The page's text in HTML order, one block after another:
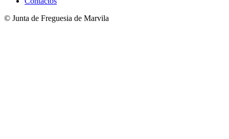
© Junta de Freguesia de Marvila